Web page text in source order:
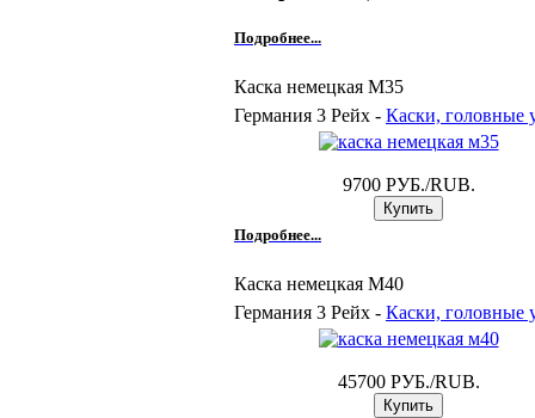
Подробнее...
Каска немецкая M35
Германия 3 Рейх - Каски, головные
9700 РУБ./RUB.
Подробнее...
Каска немецкая М40
Германия 3 Рейх - Каски, головные
45700 РУБ./RUB.